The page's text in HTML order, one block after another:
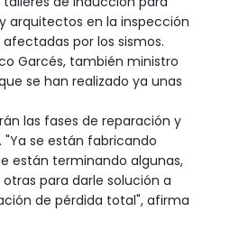
arquitectos en la inspección
por los sismos.
Garcés, también ministro
se han realizado ya unas
las fases de reparación y
"Ya se están fabricando
están terminando algunas,
para darle solución a
de pérdida total", afirma